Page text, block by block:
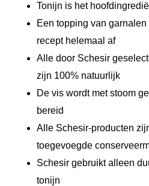
Tonijn is het
Een topping van
recept helemaal af
Alle door Schesir
zijn 100% natuurlijk
De vis wordt met stoom
bereid
Alle Schesir-producten
toegevoegde
Schesir gebruikt alleen
tonijn